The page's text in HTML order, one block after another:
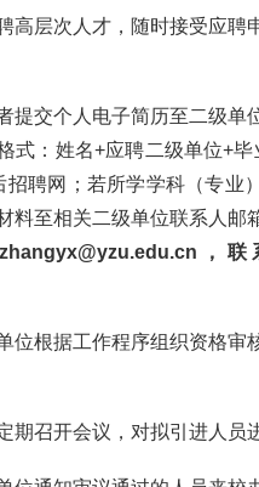
高层次人才，随时接受应聘
提交个人电子简历至二级单
式：姓名+应聘二级单位+
招聘网；若所学学科（专业
料至相关二级单位联系人邮
，
位根据工作程序组织资格审
期召开会议，对拟引进人员